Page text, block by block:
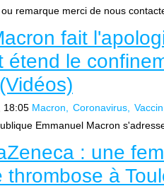
remarque merci de nous
fait
étend le
18:05 Macron Coronavirus Vaccin
Emmanuel Macron
: une
thrombose à